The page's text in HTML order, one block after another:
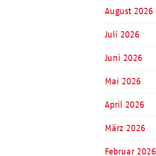
August 2026
Juli 2026
Juni 2026
Mai 2026
April 2026
März 2026
Februar 2026